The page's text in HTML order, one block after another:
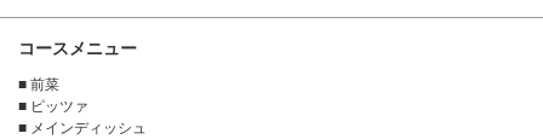
コースメニュー
■ 前菜
■ ピッツァ
■ メインディッシュ